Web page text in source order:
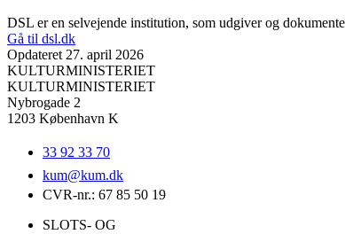
DSL er en selvejende institution, som udgiver og
Gå til dsl.dk
Opdateret 27. april 2026
KULTURMINISTERIET
KULTURMINISTERIET
Nybrogade 2
1203 København K
33 92 33 70
kum@kum.dk
CVR-nr.: 67 85 50 19
SLOTS- OG